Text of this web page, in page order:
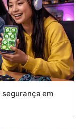
segurança em